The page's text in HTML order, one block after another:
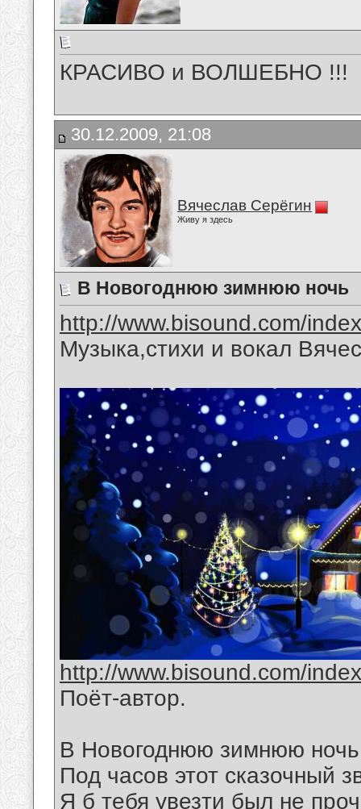
КРАСИВО и ВОЛШЕБНО !!!
30.12.2009, 21:08
Вячеслав Серёгин
Живу я здесь
В Новогоднюю зимнюю ночь
http://www.bisound.com/
Музыка,стихи и вокал
http://www.bisound.com/
Поёт-автор.
В Новогоднюю зимнюю
Под часов этот сказочный
Я б тебя увезти был не